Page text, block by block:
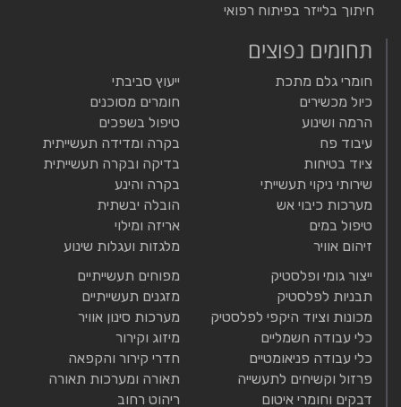
חיתוך בלייזר בפיתוח רפואי
תחומים נפוצים
חומרי גלם מתכת
כיול מכשירים
הרמה ושינוע
עיבוד פח
ציוד בטיחות
שירותי ניקוי תעשייתי
מערכות כיבוי אש
טיפול במים
זיהום אוויר
ייעוץ סביבתי
חומרים מסוכנים
טיפול בשפכים
בקרה ומדידה תעשייתית
בדיקה ובקרה תעשייתית
בקרה והינע
הובלה יבשתית
אריזה ומילוי
מלגזות ועגלות שינוע
ייצור גומי ופלסטיק
תבניות לפלסטיק
מכונות וציוד היקפי לפלסטיק
כלי עבודה חשמליים
כלי עבודה פניאומטיים
פרזול וקשיחים לתעשייה
דבקים וחומרי איטום
מפוחים תעשייתיים
מזגנים תעשייתיים
מערכות סינון אוויר
מיזוג וקירור
חדרי קירור והקפאה
תאורה ומערכות תאורה
ריהוט רחוב